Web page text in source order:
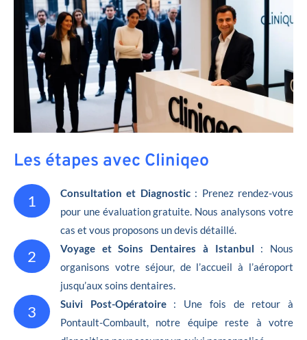
Les étapes avec Cliniqeo
1 Consultation et Diagnostic: Prenez rendez-vous
pour une évaluation gratuite. Nous analysons votre
cas et vous proposons un devis détaillé.
2 Voyage et Soins Dentaires à Istanbul : Nous
organisons votre séjour, de l’accueil à l’aéroport
jusqu’aux soins dentaires.
3 Suivi Post-Opératoire : Une fois de retour à
Pontault-Combault, notre équipe reste à votre